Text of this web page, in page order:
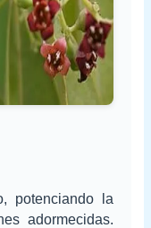
potenciando la
adormecidas.